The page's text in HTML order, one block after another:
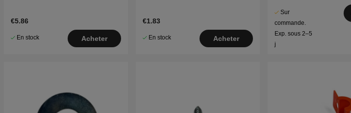
€5.86
En stock Acheter
€1.83
En stock Acheter
Sur
commande.
Exp. sous 2–5
j